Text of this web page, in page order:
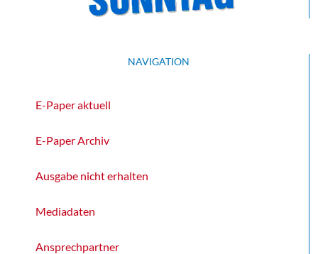
NAVIGATION
E-Paper aktuell
E-Paper Archiv
Ausgabe nicht erhalten
Mediadaten
Ansprechpartner